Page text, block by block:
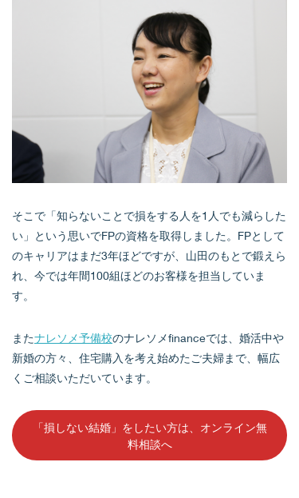
そこで「知らないことで損をする人を1人でも減らした
い」という思いでFPの資格を取得しました。FPとして
のキャリアはまだ3年ほどですが、山田のもとで鍛えら
れ、今では年間100組ほどのお客様を担当していま
す。
またナレソメ予備校のナレソメfinanceでは、婚活中や
新婚の方々、住宅購入を考え始めたご夫婦まで、幅広
くご相談いただいています。
「損しない結婚」をしたい方は、オンライン無
料相談へ